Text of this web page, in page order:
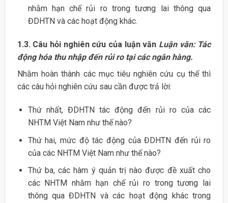
nhằm hạn chế rủi ro trong tương lai thông qua
ĐDHTN và các hoạt động khác.
1.3. Câu hỏi nghiên cứu của luận văn Luận văn: Tác
động hóa thu nhập đến rủi ro tại các ngân hàng.
Nhằm hoàn thành các mục tiêu nghiên cứu cụ thể thì
các câu hỏi nghiên cứu sau cần được trả lời:
Thứ nhất, ĐDHTN tác động đến rủi ro của các
NHTM Việt Nam như thế nào?
Thứ hai, mức độ tác động của ĐDHTN đến rủi ro
của các NHTM Việt Nam như thế nào?
Thứ ba, các hàm ý quản trị nào được đề xuất cho
các NHTM nhằm hạn chế rủi ro trong tương lai
thông qua ĐDHTN và các hoạt động khác trong